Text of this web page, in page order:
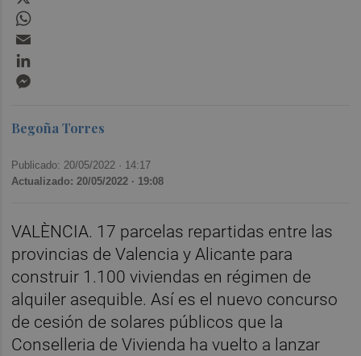
Begoña Torres
Publicado: 20/05/2022 · 14:17
Actualizado: 20/05/2022 · 19:08
VALÈNCIA. 17 parcelas repartidas entre las
provincias de Valencia y Alicante para
construir 1.100 viviendas en régimen de
alquiler asequible. Así es el nuevo concurso
de cesión de solares públicos que la
Conselleria de Vivienda ha vuelto a lanzar